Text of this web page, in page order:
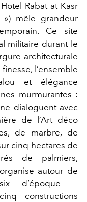
Rabat at Kasr
mêle grandeur
Ce site
militaire durant le
architecturale
l’ensemble
et élégance
murmurantes :
dialoguent avec
de l’Art déco
de marbre, de
cinq hectares de
de palmiers,
autour de
d’époque —
constructions